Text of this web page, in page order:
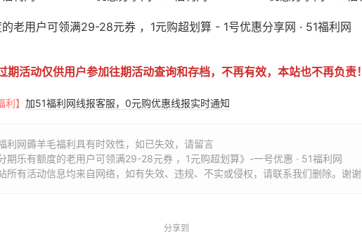
期活动仅供用户参加往期活动查询和存档，不再有效，本站也不再负责！
利】 加51福利网线报客服，0元购优惠线报实时通知
利网薅羊毛福利具有时效性，如已失效，请留言
分期乐有额度的老用户可领满29-28元券 ，1元购超划算》-一号优惠 · 51福利网
所有活动信息均来自网络，如有失效、违规、不实或侵权，请联系我们删除。谢谢
分享到